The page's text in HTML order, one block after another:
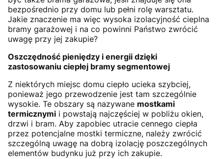
bezpośrednio przy domu lub pełni rolę warsztatu.
Jakie znaczenie ma więc wysoka izolacyjność cieplna
bramy garażowej i na co powinni Państwo zwrócić
uwagę przy jej zakupie?
Oszczędność pieniędzy i energii dzięki
zastosowaniu ciepłej bramy segmentowej
Z niektórych miejsc domu ciepło ucieka szybciej,
ponieważ jego przewodzenie jest tam szczególnie
wysokie. Te obszary są nazywane mostkami
termicznymi i powstają najczęściej w pobliżu okien,
drzwi i bram. Aby zapobiec utracie cennego ciepła
przez potencjalne mostki termiczne, należy zwrócić
szczególną uwagę na dobrą izolację poszczególnych
elementów budynku już przy ich zakupie.